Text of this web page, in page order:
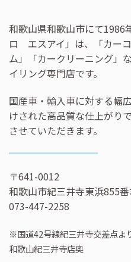
和歌山県和歌山市にて1986
ロ エスアイ」は、「カー
ム」「カークリーニング」
イリング専門店です。
国産車・輸入車に対する幅
けされた高品質な仕上がり
させていただきます。
〒641-0012
和歌山市紀三井寺東浜855
073-447-2258
※国道42号線紀三井寺交差点よ
和歌山紀三井寺店奥